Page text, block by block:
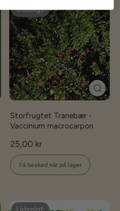
Udsolgt
Storfrugtet Tranebær -
Vaccinium macrocarpon
25,00 kr
Få besked når på lager